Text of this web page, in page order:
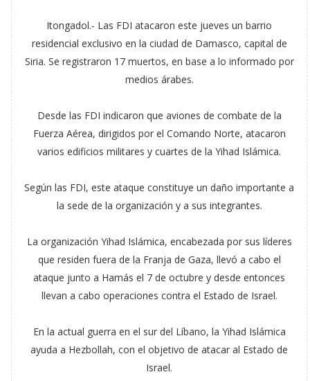
Itongadol.- Las FDI atacaron este jueves un barrio
residencial exclusivo en la ciudad de Damasco, capital de
Siria. Se registraron 17 muertos, en base a lo informado por
medios árabes.
Desde las FDI indicaron que aviones de combate de la
Fuerza Aérea, dirigidos por el Comando Norte, atacaron
varios edificios militares y cuartes de la Yihad Islámica.
Según las FDI, este ataque constituye un daño importante a
la sede de la organización y a sus integrantes.
La organización Yihad Islámica, encabezada por sus líderes
que residen fuera de la Franja de Gaza, llevó a cabo el
ataque junto a Hamás el 7 de octubre y desde entonces
llevan a cabo operaciones contra el Estado de Israel.
En la actual guerra en el sur del Líbano, la Yihad Islámica
ayuda a Hezbollah, con el objetivo de atacar al Estado de
Israel.